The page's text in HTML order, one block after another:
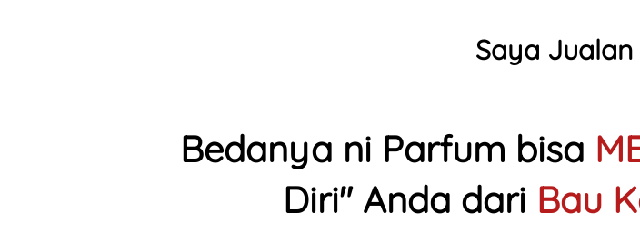
Saya Jualan
Bedanya ni Parfum bisa
Diri" Anda dari Bau